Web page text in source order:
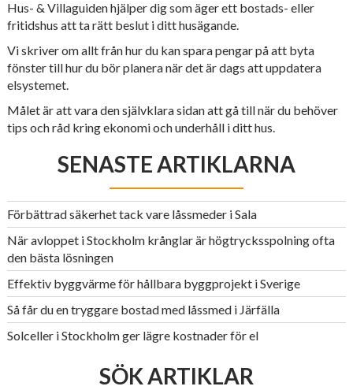
Hus- & Villaguiden hjälper dig som äger ett bostads- eller
fritidshus att ta rätt beslut i ditt husägande.
Vi skriver om allt från hur du kan spara pengar på att byta
fönster till hur du bör planera när det är dags att uppdatera
elsystemet.
Målet är att vara den självklara sidan att gå till när du behöver
tips och råd kring ekonomi och underhåll i ditt hus.
SENASTE ARTIKLARNA
Förbättrad säkerhet tack vare låssmeder i Sala
När avloppet i Stockholm krånglar är högtrycksspolning ofta
den bästa lösningen
Effektiv byggvärme för hållbara byggprojekt i Sverige
Så får du en tryggare bostad med låssmed i Järfälla
Solceller i Stockholm ger lägre kostnader för el
SÖK ARTIKLAR